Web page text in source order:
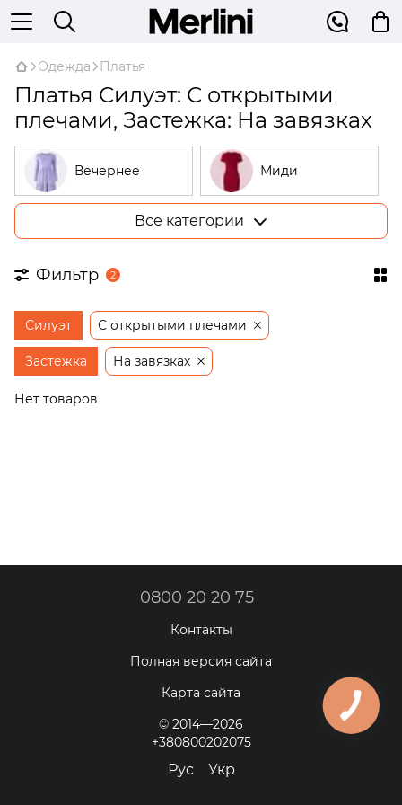
Одежда Платья
Платья Силуэт: С открытыми
плечами, Застежка: На завязках
Вечернее Миди
размеры
В рубчик
На запах
Бежевые
Открытые
Платья-
трапеции
Все категории
Фильтр 2
Силуэт С открытыми плечами
Застежка На завязках
Нет товаров
0800 20 20 75
Контакты
Полная версия сайта
Карта сайта
© 2014—2026
+380800202075
Рус Укр